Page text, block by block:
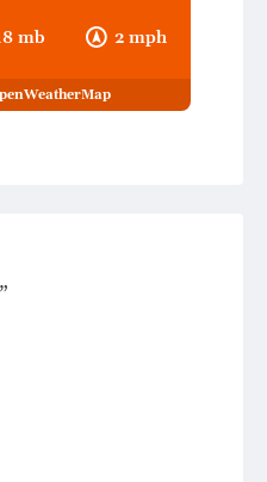
mb 2 mph